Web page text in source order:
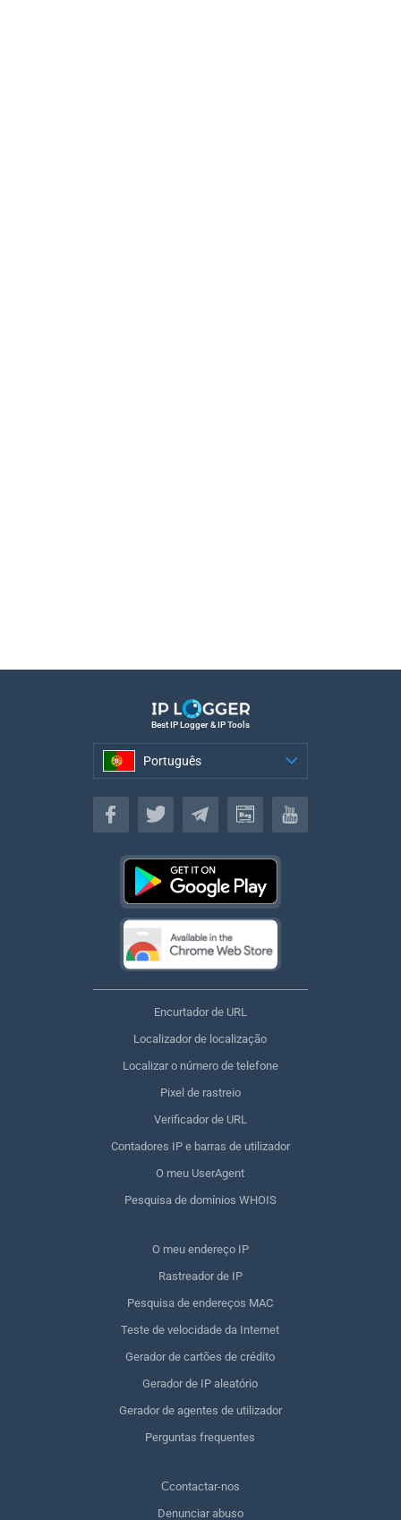
Best IP Logger & IP Tools
Português
Português
Encurtador de URL
Localizador de localização
Localizar o número de telefone
Pixel de rastreio
Verificador de URL
Contadores IP e barras de utilizador
O meu UserAgent
Pesquisa de domínios WHOIS
O meu endereço IP
Rastreador de IP
Pesquisa de endereços MAC
Teste de velocidade da Internet
Gerador de cartões de crédito
Gerador de IP aleatório
Gerador de agentes de utilizador
Perguntas frequentes
Сcontactar-nos
Denunciar abuso